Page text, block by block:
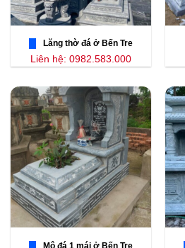
Lăng thờ đá ở Bến Tre
Liên hệ: 0982.583.000
Mộ đá 1 mái ở Bến Tre